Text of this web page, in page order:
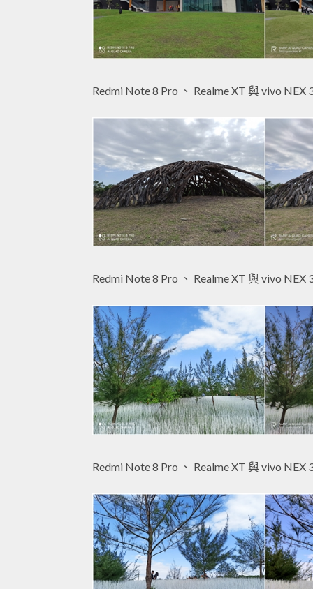
Redmi Note 8 Pro 、 Realme XT 與 vivo NEX
Redmi Note 8 Pro 、 Realme XT 與 vivo NEX
Redmi Note 8 Pro 、 Realme XT 與 vivo NEX